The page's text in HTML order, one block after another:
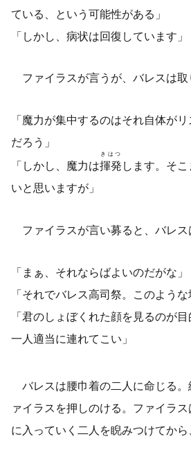
ている、という可能性がある」
「しかし、病状は回復しています」
ファイラスが言うが、バレスは取
「魔力が集中するのはそれ自体が
だろう」
「しかし、魔力は揮発
きはつ
します。そ
いと思いますが」
ファイラスが言い募ると、バレス
「まぁ、それならばよいのだがな」
「それでバレス高司祭。このような
「君のしょぼくれた顔を見るのが目
一人適当に連れてこい」
バレスは腰巾着の二人に命じる。
ァイラスを押しのける。ファイラ
に入っていく二人を睨みつけてから